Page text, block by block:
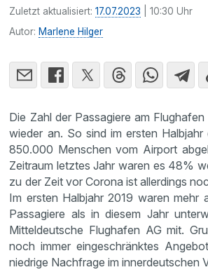
Zuletzt aktualisiert:17.07.2023 | 10:30 Uhr
Autor: Marlene Hilger
Die Zahl der Passagiere am
wieder an. So sind im ersten Halbjahr
850.000 Menschen vom Airport
Zeitraum letztes Jahr waren es 48%
zu der Zeit vor Corona ist allerdings
Im ersten Halbjahr 2019 waren mehr
Passagiere als in diesem Jahr
Mitteldeutsche Flughafen AG mit.
noch immer eingeschränktes
niedrige Nachfrage im innerdeutschen